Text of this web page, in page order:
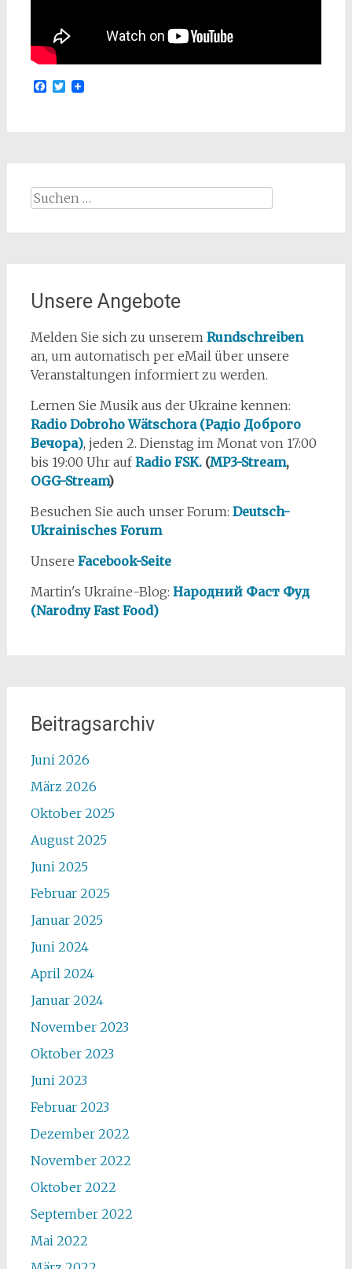
Facebook
Twitter
Suchen
nach:
Unsere Angebote
Melden Sie sich zu unserem Rundschreiben
an, um automatisch per eMail über unsere
Veranstaltungen informiert zu werden.
Lernen Sie Musik aus der Ukraine kennen:
Radio Dobroho Wätschora (Радіо Доброго
Вечора), jeden 2. Dienstag im Monat von 17:00
bis 19:00 Uhr aufRadio FSK.(MP3-Stream,
OGG-Stream)
Besuchen Sie auch unser Forum: Deutsch-
Ukrainisches Forum
Unsere Facebook-Seite
Martin's Ukraine-Blog: Народний Фаст Фуд
(Narodny Fast Food)
Beitragsarchiv
Juni 2026
März 2026
Oktober 2025
August 2025
Juni 2025
Februar 2025
Januar 2025
Juni 2024
April 2024
Januar 2024
November 2023
Oktober 2023
Juni 2023
Februar 2023
Dezember 2022
November 2022
Oktober 2022
September 2022
Mai 2022